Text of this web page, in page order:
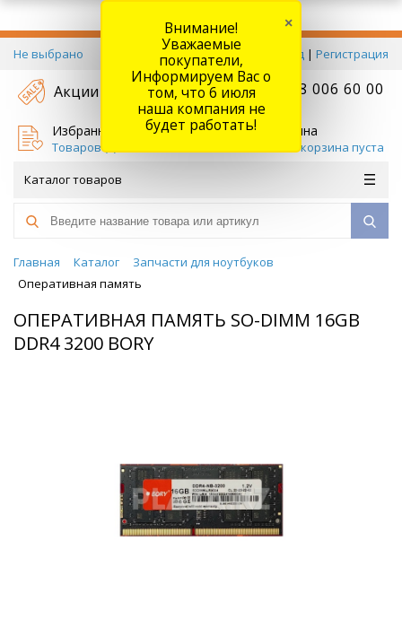
Не выбрано Вход | Регистрация
Акции +7 778 006 60 00
Избранное
Товаров (
Корзина
Ваша корзина пуста
Каталог товаров
Главная Каталог
Запчасти для ноутбуков
Оперативная память
ОПЕРАТИВНАЯ ПАМЯТЬ SO-DIMM 16GB
DDR4 3200 BORY
Внимание!
Уважаемые
покупатели,
Информируем Вас о
том, что 6 июля
наша компания не
будет работать!
×